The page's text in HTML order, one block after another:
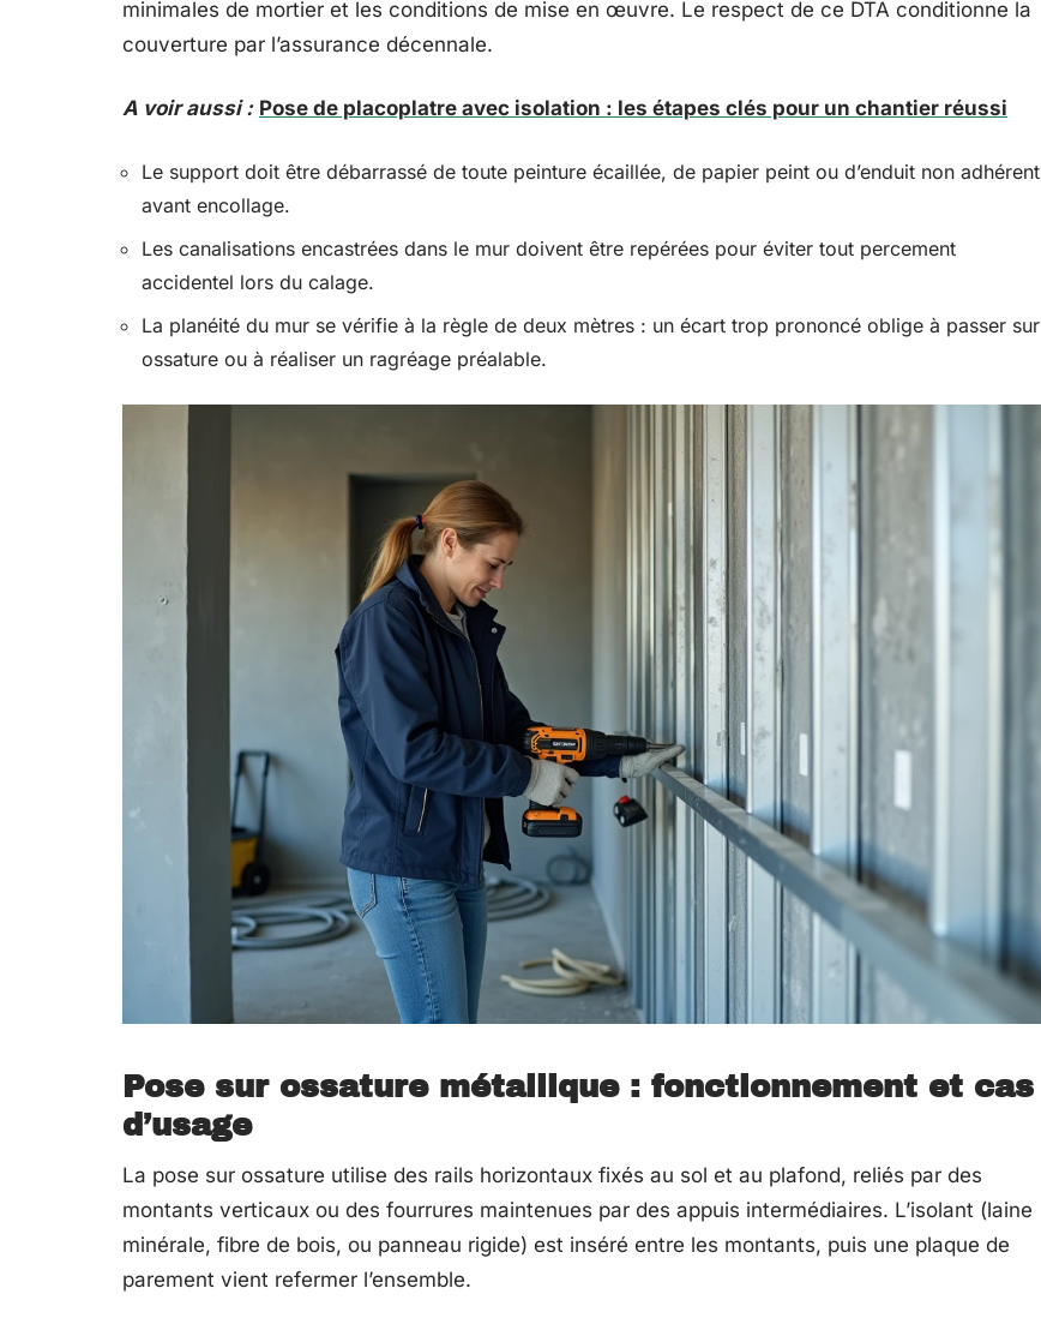
minimales de mortier et les conditions de mise en œuvre. Le respect de ce DTA conditionne la
couverture par l’assurance décennale.
A voir aussi : Pose de placoplatre avec isolation : les étapes clés pour un chantier réussi
Le support doit être débarrassé de toute peinture écaillée, de papier peint ou d’enduit non adhérent
avant encollage.
Les canalisations encastrées dans le mur doivent être repérées pour éviter tout percement
accidentel lors du calage.
La planéité du mur se vérifie à la règle de deux mètres : un écart trop prononcé oblige à passer sur
ossature ou à réaliser un ragréage préalable.
Pose sur ossature métallique : fonctionnement et cas
d’usage
La pose sur ossature utilise des rails horizontaux fixés au sol et au plafond, reliés par des
montants verticaux ou des fourrures maintenues par des appuis intermédiaires. L’isolant (laine
minérale, fibre de bois, ou panneau rigide) est inséré entre les montants, puis une plaque de
parement vient refermer l’ensemble.